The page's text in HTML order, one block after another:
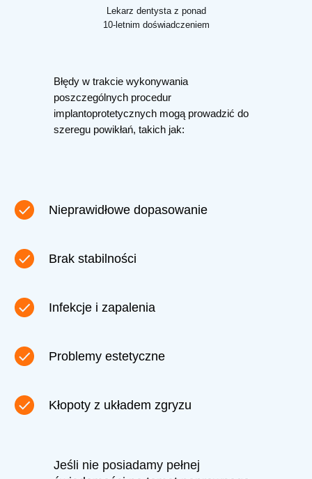
Lekarz dentysta z ponad
10-letnim doświadczeniem
Błędy w trakcie wykonywania
poszczególnych procedur
implantoprotetycznych mogą prowadzić do
szeregu powikłań, takich jak:
Nieprawidłowe dopasowanie
Brak stabilności
Infekcje i zapalenia
Problemy estetyczne
Kłopoty z układem zgryzu
Jeśli nie posiadamy pełnej